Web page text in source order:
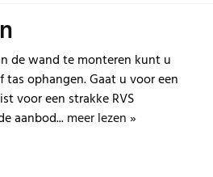
de wand te monteren kunt u
ophangen. Gaat u voor een
voor een strakke RVS
aanbod...meer lezen »